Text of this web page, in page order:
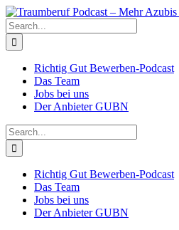
Skip
to
content
Search
for:
Richtig Gut Bewerben-Podcast
Das Team
Jobs bei uns
Der Anbieter GUBN
Search
for:
Richtig Gut Bewerben-Podcast
Das Team
Jobs bei uns
Der Anbieter GUBN